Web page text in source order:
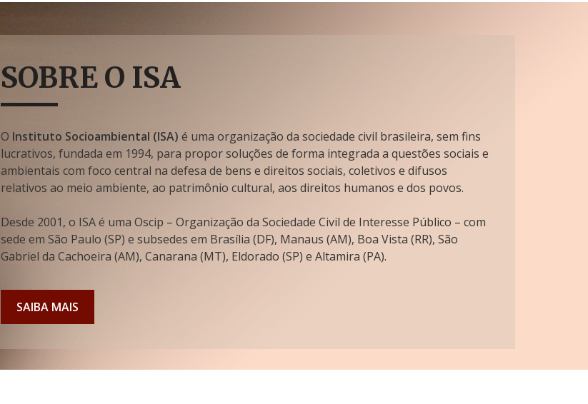
SOBRE O ISA
O Instituto Socioambiental (ISA) é uma organização da sociedade civil brasileira, sem fins
lucrativos, fundada em 1994, para propor soluções de forma integrada a questões sociais e
ambientais com foco central na defesa de bens e direitos sociais, coletivos e difusos
relativos ao meio ambiente, ao patrimônio cultural, aos direitos humanos e dos povos.
Desde 2001, o ISA é uma Oscip – Organização da Sociedade Civil de Interesse Público – com
sede em São Paulo (SP) e subsedes em Brasília (DF), Manaus (AM), Boa Vista (RR), São
Gabriel da Cachoeira (AM), Canarana (MT), Eldorado (SP) e Altamira (PA).
SAIBA MAIS